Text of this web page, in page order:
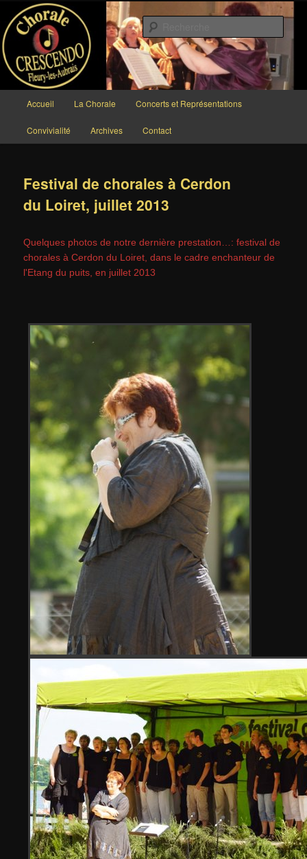
au
contenu
principalChorale CRESCENDO
principal
Accueil La Chorale Concerts et Représentations
Convivialité Archives Contact
Festival de chorales à Cerdon
du Loiret, juillet 2013
Quelques photos de notre dernière prestation…: festival de
chorales à Cerdon du Loiret, dans le cadre enchanteur de
l'Etang du puits, en juillet 2013